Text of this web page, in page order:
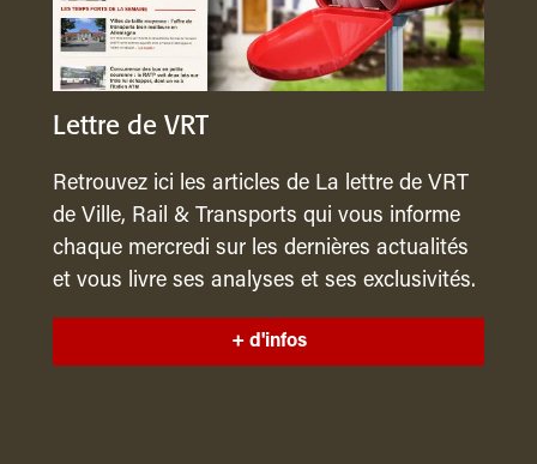
Lettre de VRT
Retrouvez ici les articles de La lettre de VRT
de Ville, Rail & Transports qui vous informe
chaque mercredi sur les dernières actualités
et vous livre ses analyses et ses exclusivités.
+ d'infos